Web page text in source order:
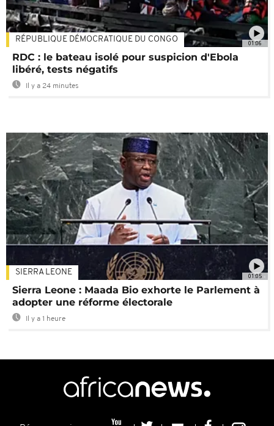
01:06
RÉPUBLIQUE DÉMOCRATIQUE DU CONGO
RDC : le bateau isolé pour suspicion d'Ebola
libéré, tests négatifs
Il y a 24 minutes
01:05
SIERRA LEONE
Sierra Leone : Maada Bio exhorte le Parlement à
adopter une réforme électorale
Il y a 1 heure